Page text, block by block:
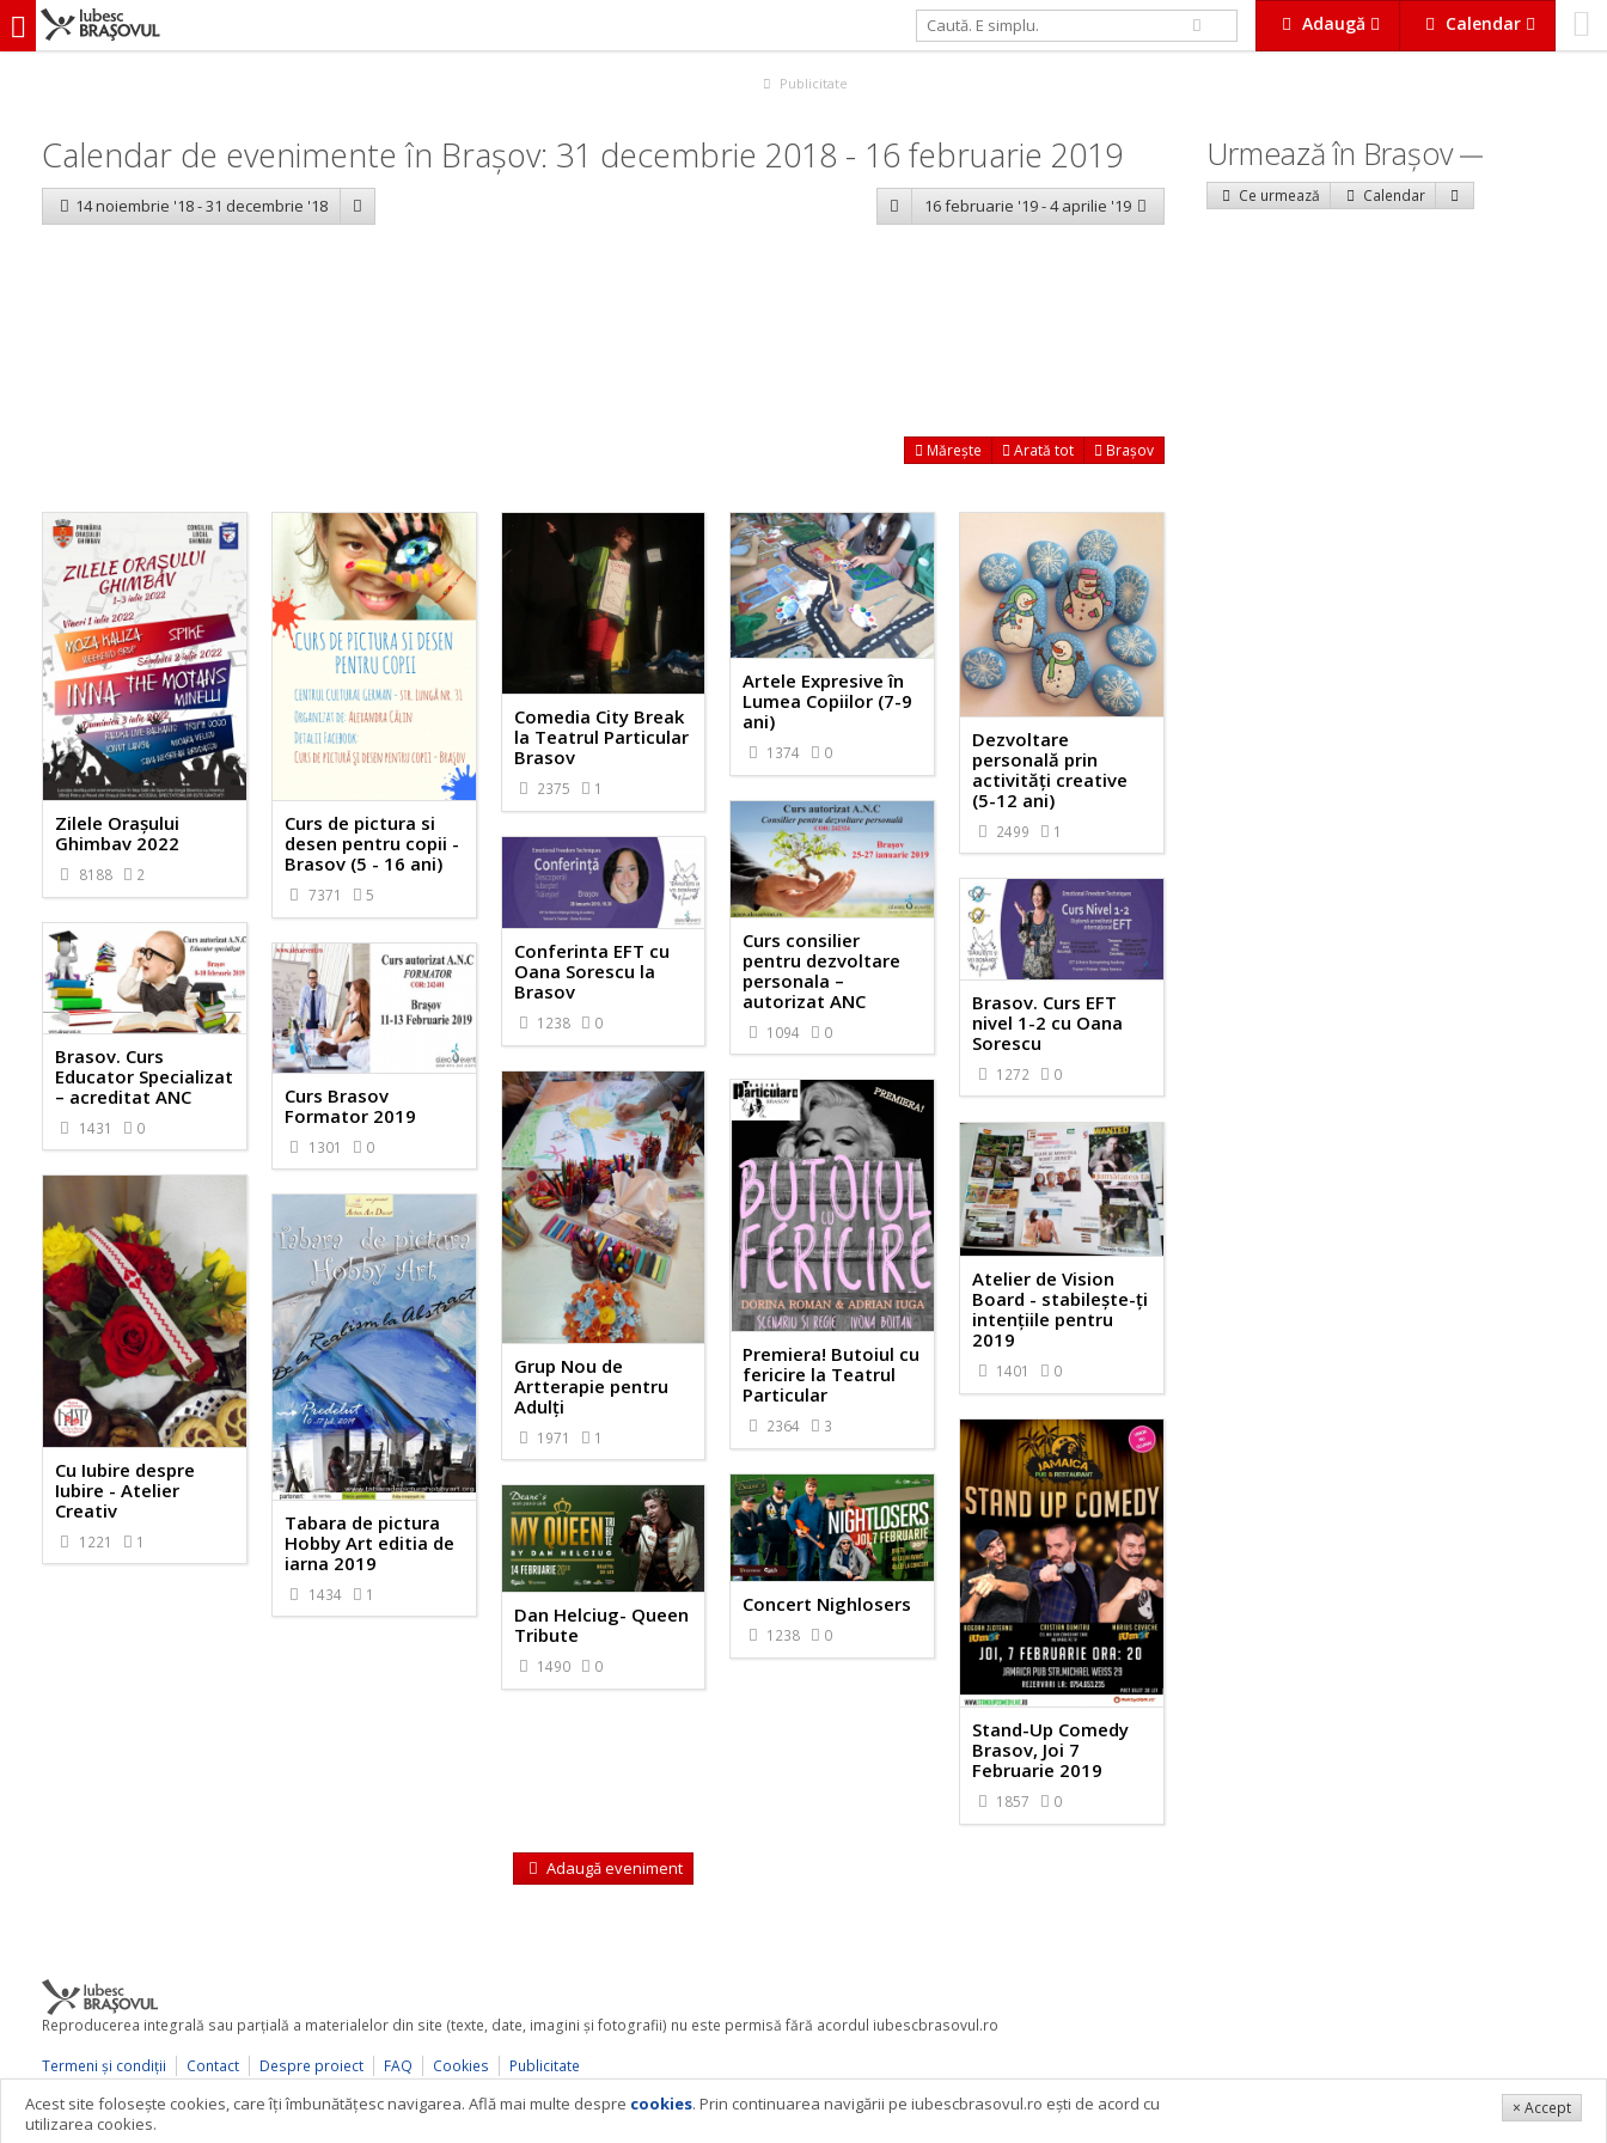
Adaugă Calendar
iubescbraşovul.ro
Publicitate
Calendar de evenimente în Brașov: 31 decembrie 2018 - 16 februarie 2019
14 noiembrie '18 - 31 decembrie '18 16 februarie '19 - 4 aprilie '19
Mărește Arată tot Brașov
Zilele Orașului
Ghimbav 2022
8188 2
Curs de pictura si
desen pentru copii -
Brasov (5 - 16 ani)
7371 5
Comedia City Break
la Teatrul Particular
Brasov
2375 1
Artele Expresive în
Lumea Copiilor (7-9
ani)
1374 0
Dezvoltare
personală prin
activităţi creative
(5-12 ani)
2499 1
Curs consilier
pentru dezvoltare
personala –
autorizat ANC
1094 0
Conferinta EFT cu
Oana Sorescu la
Brasov
1238 0
Brasov. Curs EFT
nivel 1-2 cu Oana
Sorescu
1272 0
Brasov. Curs
Educator Specializat
– acreditat ANC
1431 0
Curs Brasov
Formator 2019
1301 0
Grup Nou de
Artterapie pentru
Adulți
1971 1
Premiera! Butoiul cu
fericire la Teatrul
Particular
2364 3
Atelier de Vision
Board - stabileşte-ţi
intenţiile pentru
2019
1401 0
Cu Iubire despre
Iubire - Atelier
Creativ
1221 1
Tabara de pictura
Hobby Art editia de
iarna 2019
1434 1
Stand-Up Comedy
Brasov, Joi 7
Februarie 2019
1857 0
Concert Nighlosers
1238 0
Dan Helciug- Queen
Tribute
1490 0
Adaugă eveniment
Urmează în Braşov
Ce urmează Calendar
Reproducerea integrală sau parţială a materialelor din site (texte, date, imagini şi fotografii) nu este permisă fără acordul iubescbrasovul.ro
Termeni şi condiţii
Contact Despre proiect FAQ Cookies
Publicitate
© 2026 iubescbrasovul.ro
Acest site foloseşte cookies, care îţi îmbunătăţesc navigarea. Află mai multe despre cookies. Prin continuarea navigării pe iubescbrasovul.ro eşti de acord cu
utilizarea cookies.
× Accept